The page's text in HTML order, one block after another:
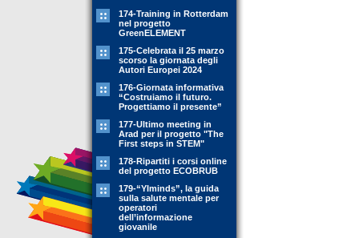
174-Training in Rotterdam
nel progetto
GreenELEMENT
175-Celebrata il 25 marzo
scorso la giornata degli
Autori Europei 2024
176-Giornata informativa
“Costruiamo il futuro.
Progettiamo il presente”
177-Ultimo meeting in
Arad per il progetto "The
First steps in STEM"
178-Ripartiti i corsi online
del progetto ECOBRUB
179-“YIminds”, la guida
sulla salute mentale per
operatori
dell’informazione
giovanile